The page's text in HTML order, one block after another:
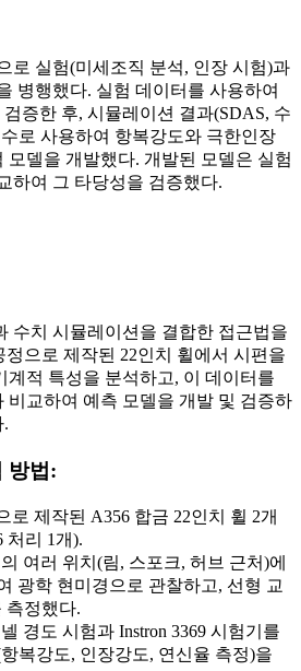
로 실험(미세조직 분석, 인장 시험)과
병행했다. 실험 데이터를 사용하여
증한 후, 시뮬레이션 결과(SDAS, 수
로 사용하여 항복강도와 극한인장
모델을 개발했다. 개발된 모델은 실험
하여 그 타당성을 검증했다.
수치 시뮬레이션을 결합한 접근법을
으로 제작된 22인치 휠에서 시편을
계적 특성을 분석하고, 이 데이터를
비교하여 예측 모델을 개발 및 검증하
.
방법:
로 제작된 A356 합금 22인치 휠 2개
처리 1개).
여러 위치(림, 스포크, 허브 근처)에
광학 현미경으로 관찰하고, 선형 교
측정했다.
경도 시험과 Instron 3369 시험기를
복강도, 인장강도, 연신율 측정)을